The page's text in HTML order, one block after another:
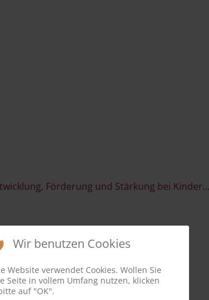
Förderung und Stärkung bei Kinder...
Wir benutzen Cookies
Website verwendet Cookies. Wollen Sie
Seite in vollem Umfang nutzen, klicken
auf "OK".